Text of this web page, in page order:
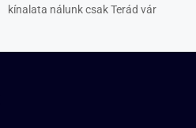
kínalata nálunk csak Terád vár